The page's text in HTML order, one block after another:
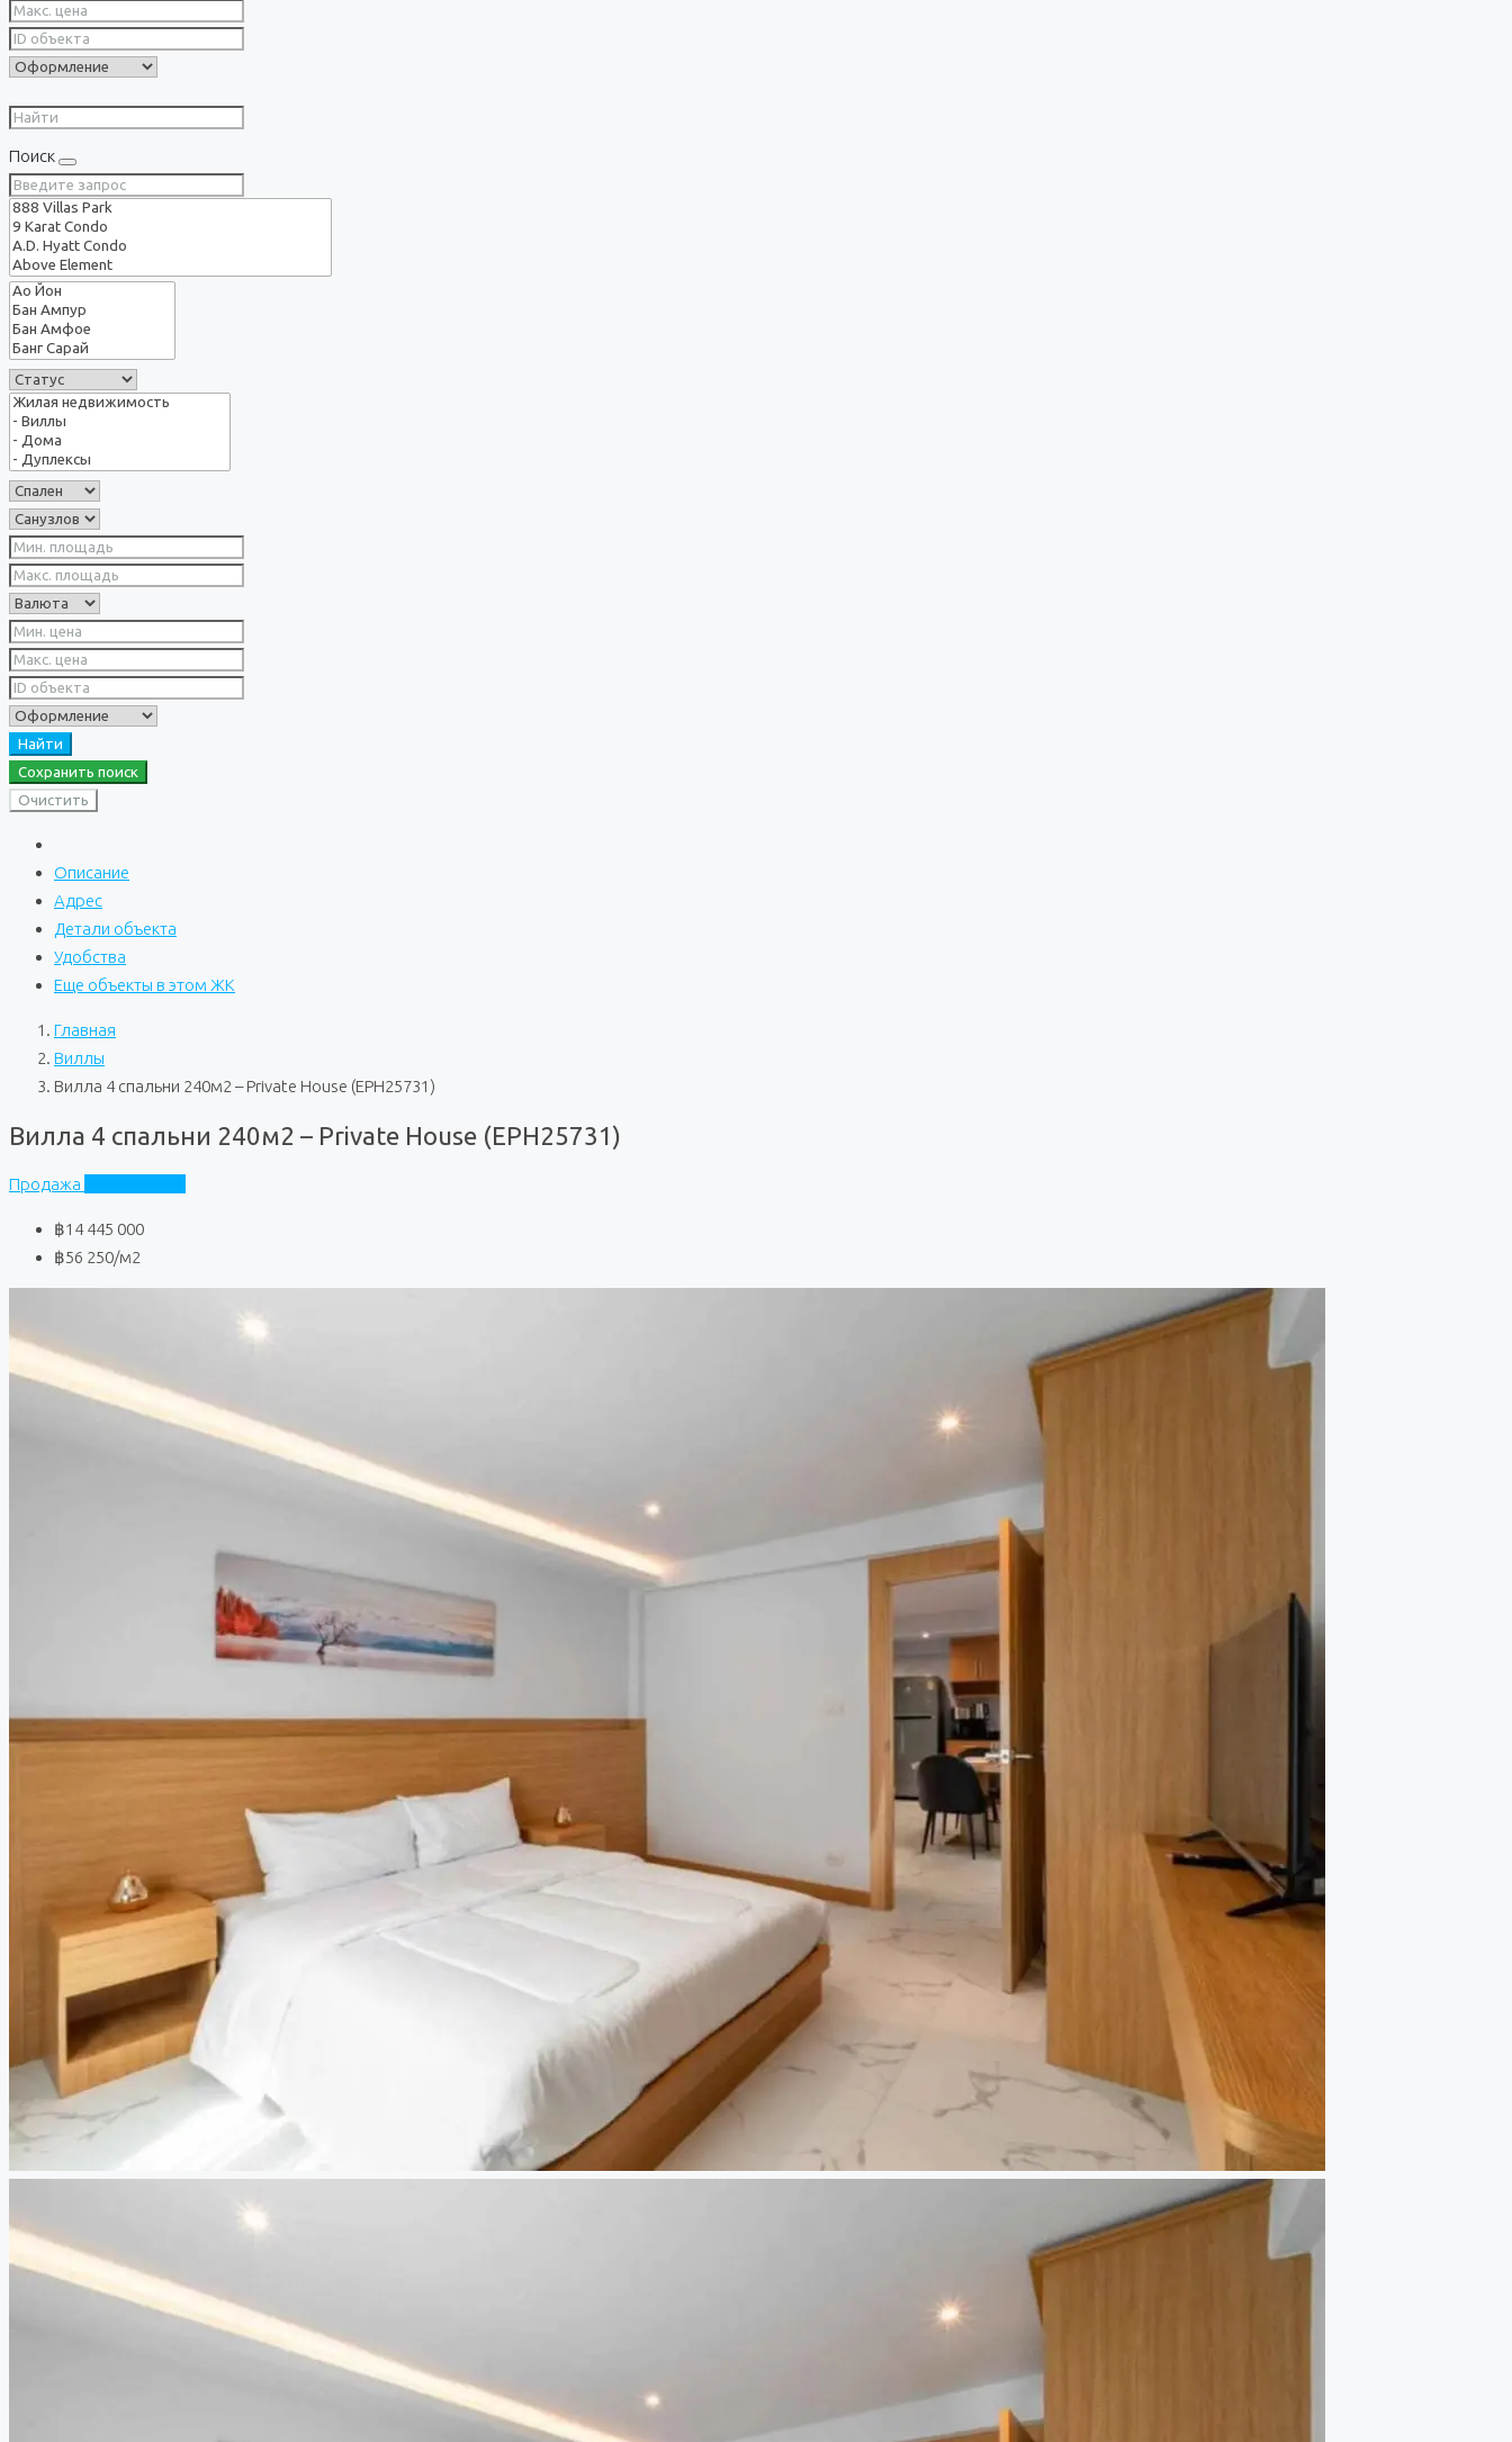
Поиск
Найти
Сохранить поиск
Очистить
Описание
Адрес
Детали объекта
Удобства
Еще объекты в этом ЖК
Главная
Виллы
Вилла 4 спальни 240м2 – Private House (EPH25731)
Вилла 4 спальни 240м2 – Private House (EPH25731)
Продажа
฿14 445 000
฿56 250/м2